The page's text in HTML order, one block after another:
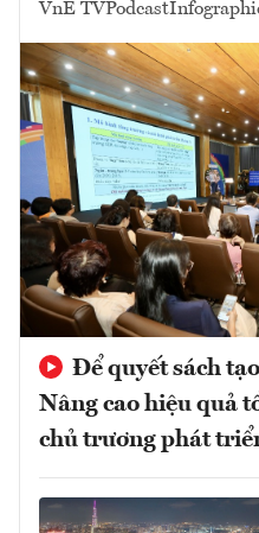
VnE TVPodcast
Để quyết sách
Nâng cao hiệu quả
chủ trương phát